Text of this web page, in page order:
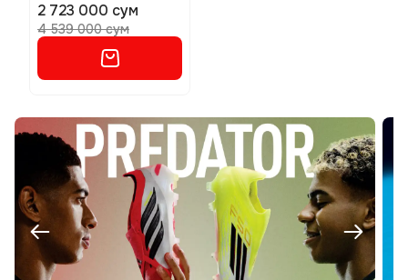
2 723 000 сум
4 539 000 сум